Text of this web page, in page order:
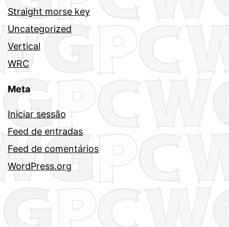
Straight morse key
Uncategorized
Vertical
WRC
Meta
Iniciar sessão
Feed de entradas
Feed de comentários
WordPress.org